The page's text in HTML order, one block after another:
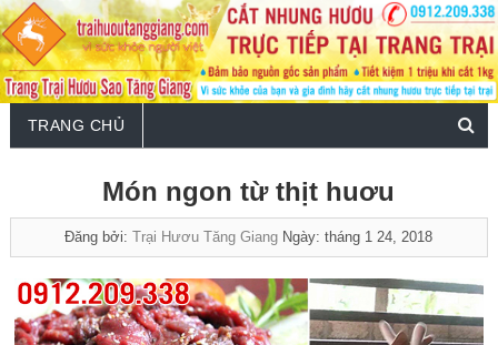
TRANG CHỦ
Món ngon từ thịt huơu
Đăng bởi:Trại Hươu Tăng Giang Ngày: tháng 1 24, 2018